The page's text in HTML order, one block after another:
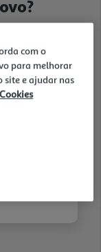
com o
para melhorar
site e ajudar nas